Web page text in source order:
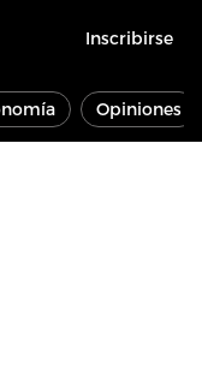
Inscribirse
Opiniones